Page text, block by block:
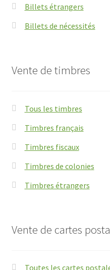
Billets étrangers
Billets de nécessités
Vente de timbres
Tous les timbres
Timbres français
Timbres fiscaux
Timbres de colonies
Timbres étrangers
Vente de cartes
Toutes les cartes